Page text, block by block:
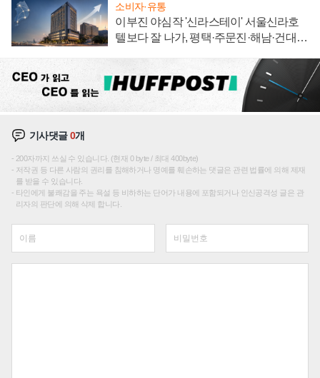
소비자·유통
이부진 야심작 '신라스테이' 서울신라호
텔보다 잘 나가, 평택·주문진·해남·건대로
기사댓글0개
200자까지 쓰실 수 있습니다. (현재 0 byte / 최대 400byte)
저작권 등 다른 사람의 권리를 침해하거나 명예를 훼손하는 댓글은 관련 법률에 의해 제재
를 받을 수 있습니다.
타인에게 불쾌감을 주는 욕설 등 비하하는 단어가 내용에 포함되거나 인신공격성 글은 관
리자의 판단에 의해 삭제 합니다.